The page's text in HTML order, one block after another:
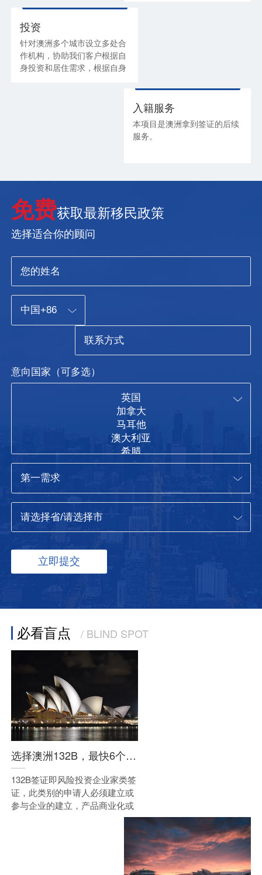
投资
针对澳洲多个城市设立多处合
作机构，协助我们客户根据自
身投资和居住需求，根据自身
入籍服务
本项目是澳洲拿到签证的后续
服务。
免费获取最新移民政策
选择适合你的顾问
意向国家（可多选）
必看盲点 / BLIND SPOT
选择澳洲132B，最快6个月全家直获PR
132B签证即风险投资企业家类签
证，此类别的申请人必须建立或
参与企业的建立，产品商业化或
与有望成为澳洲高价值的经营理
念相关的商务发展并满足他们的